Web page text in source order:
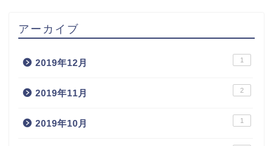
アーカイブ
2019年12月 1
2019年11月 2
2019年10月 1